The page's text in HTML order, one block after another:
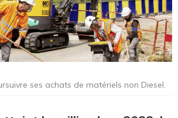
ses achats de matériels non Diesel.